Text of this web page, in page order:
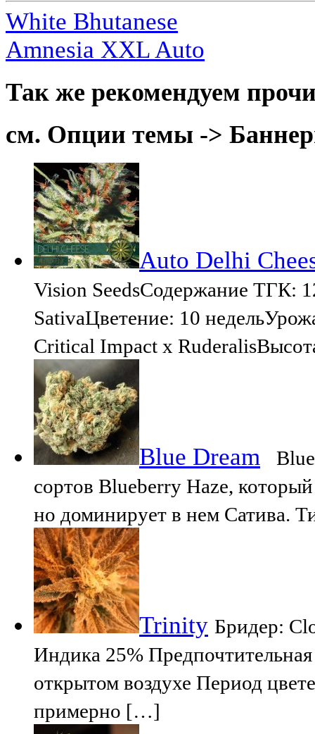
White Bhutanese
Amnesia XXL Auto
Так же рекомендуем
см. Опции темы ->
Auto Delhi
Vision SeedsСодержание ТГК:
SativaЦветение: 10
Critical Impact x
Blue Dream
сортов Blueberry Haze,
но доминирует в нем Сатива.
Trinity Бридер:
Индика 25%
открытом воздухе Период
примерно […]